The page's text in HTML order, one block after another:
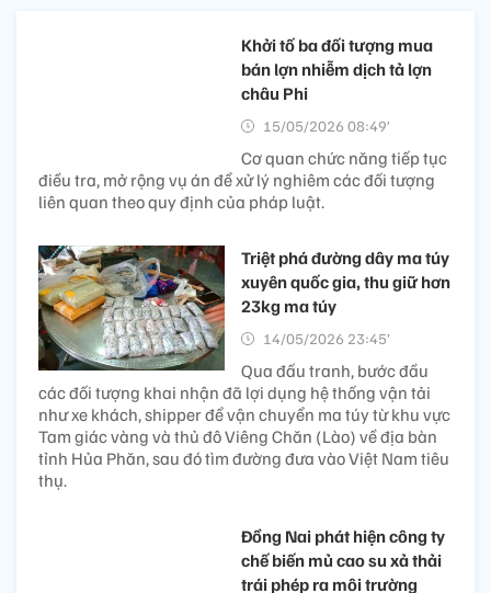
Khởi tố ba đối tượng mua
bán lợn nhiễm dịch tả lợn
châu Phi
15/05/2026 08:49’
Cơ quan chức năng tiếp tục
điều tra, mở rộng vụ án để xử lý nghiêm các đối tượng
liên quan theo quy định của pháp luật.
Triệt phá đường dây ma túy
xuyên quốc gia, thu giữ hơn
23kg ma túy
14/05/2026 23:45’
Qua đấu tranh, bước đầu
các đối tượng khai nhận đã lợi dụng hệ thống vận tải
như xe khách, shipper để vận chuyển ma túy từ khu vực
Tam giác vàng và thủ đô Viêng Chăn (Lào) về địa bàn
tỉnh Hủa Phăn, sau đó tìm đường đưa vào Việt Nam tiêu
thụ.
Đồng Nai phát hiện công ty
chế biến mủ cao su xả thải
trái phép ra môi trường